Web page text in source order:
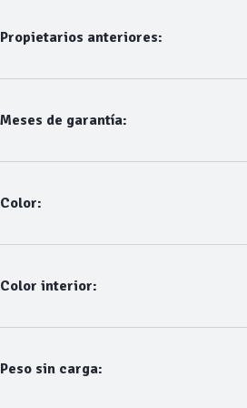
Propietarios anteriores:
Meses de garantía:
Color:
Color interior:
Peso sin carga: